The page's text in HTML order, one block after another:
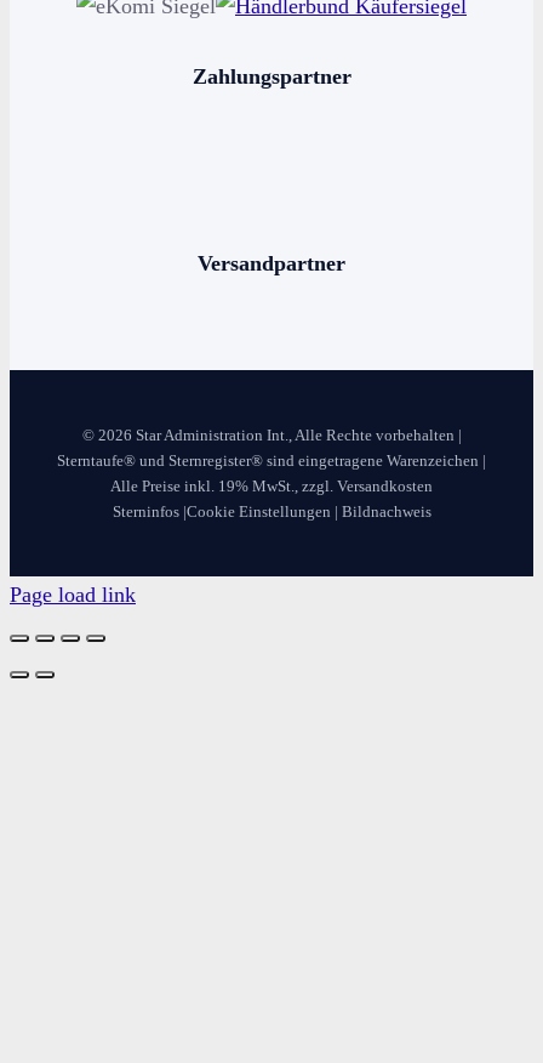
Sternschnuppe kaufen
Zahlungspartner
Versandpartner
© 2026 Star Administration Int., Alle Rechte vorbehalten |
Sterntaufe® und Sternregister® sind eingetragene Warenzeichen |
Alle Preise inkl. 19% MwSt., zzgl. Versandkosten
Sterninfos|Cookie Einstellungen | Bildnachweis
Page load link